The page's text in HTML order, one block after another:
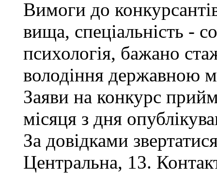
Вимоги до
вища, спеціальність -
психологія, бажано
володіння державною
Заяви на конкурс
місяця з дня
За довідками
Центральна, 13.